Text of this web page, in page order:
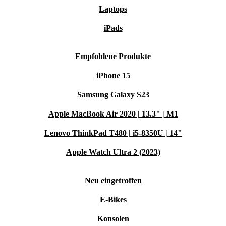
entscheidest du dich für smarte Technologie, mehr
Nachhaltigkeit und ein faires Preis-Leistungs-Verhältnis
Laptops
iPads
Empfohlene Produkte
iPhone 15
Samsung Galaxy S23
Apple MacBook Air 2020 | 13.3" | M1
Lenovo ThinkPad T480 | i5-8350U | 14"
Apple Watch Ultra 2 (2023)
Neu eingetroffen
E-Bikes
Konsolen